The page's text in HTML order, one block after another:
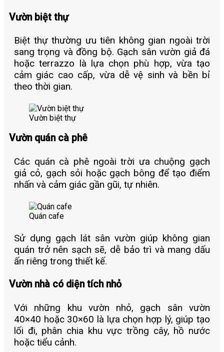
Vườn biệt thự
Biệt thự thường ưu tiên không gian ngoài trời
sang trọng và đồng bộ. Gạch sân vườn giả đá
hoặc terrazzo là lựa chọn phù hợp, vừa tạo
cảm giác cao cấp, vừa dễ vệ sinh và bền bỉ
theo thời gian.
Vườn biệt thự
Vườn quán cà phê
Các quán cà phê ngoài trời ưa chuộng gạch
giả cỏ, gạch sỏi hoặc gạch bông để tạo điểm
nhấn và cảm giác gần gũi, tự nhiên.
Quán cafe
Sử dụng gạch lát sân vườn giúp không gian
quán trở nên sạch sẽ, dễ bảo trì và mang dấu
ấn riêng trong thiết kế.
Vườn nhà có diện tích nhỏ
Với những khu vườn nhỏ, gạch sân vườn
40×40 hoặc 30×60 là lựa chọn hợp lý, giúp tạo
lối đi, phân chia khu vực trồng cây, hồ nước
hoặc tiểu cảnh.